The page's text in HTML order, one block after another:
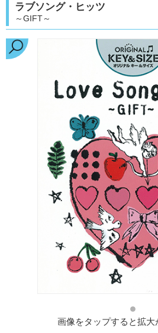
ラブソング・ヒッツ
～GIFT～
画像をタップすると拡大